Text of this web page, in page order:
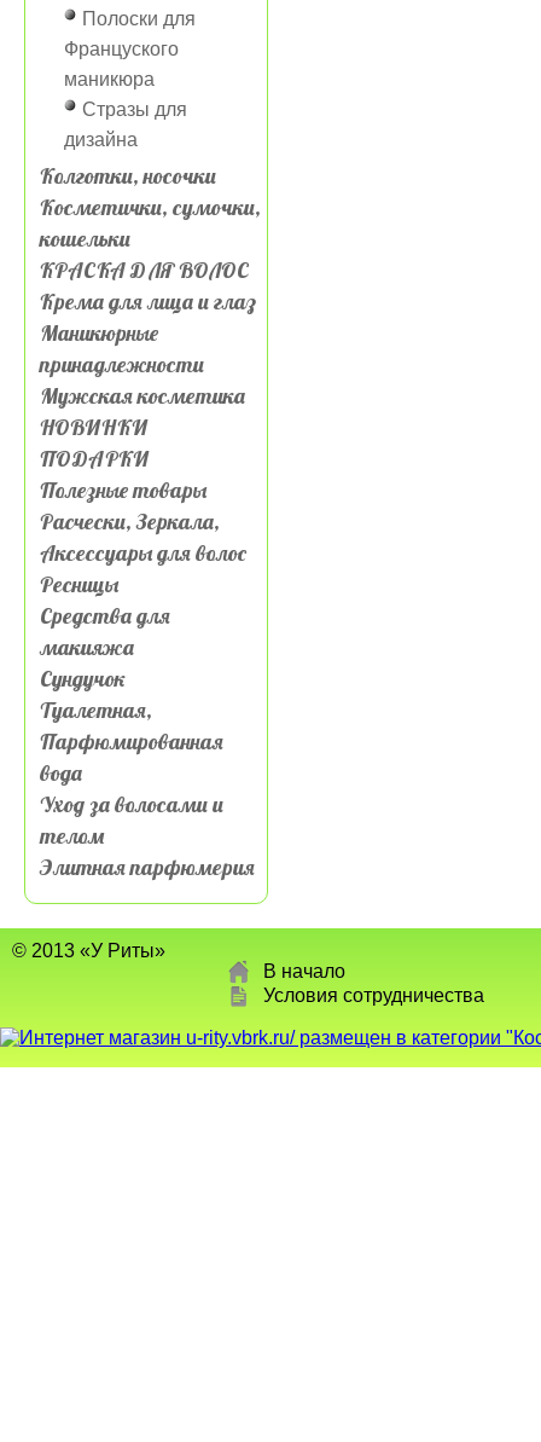
Полоски для
Француского
маникюра
Стразы для
дизайна
Колготки, носочки
Косметички, сумочки,
кошельки
КРАСКА ДЛЯ ВОЛОС
Крема для лица и глаз
Маникюрные
принадлежности
Мужская косметика
НОВИНКИ
ПОДАРКИ
Полезные товары
Расчески, Зеркала,
Аксессуары для волос
Ресницы
Средства для
макияжа
Сундучок
Туалетная,
Парфюмированная
вода
Уход за волосами и
телом
Элитная парфюмерия
© 2013 «У Риты»
В начало
Условия сотрудничества